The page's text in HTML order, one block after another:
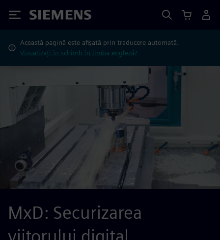
Siemens
Această pagină este afișată prin traducere automată.
Vizualizați în schimb în limba engleză?
MxD: Securizarea